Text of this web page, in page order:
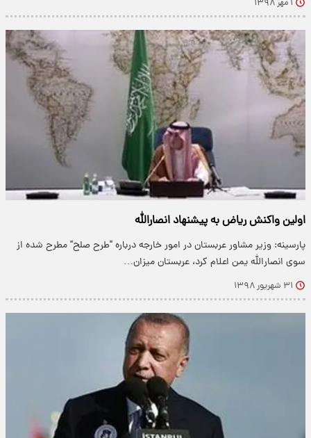
۱ مهر ۱۳۹۸
اولین واکنش ریاض به پیشنهاد انصارالله
پارسینه: وزیر مشاور عربستان در امور خارجه درباره "طرح صلح" مطرح شده از
سوی انصارالله یمن اعلام کرد، عربستان میزان…
۳۱ شهریور ۱۳۹۸